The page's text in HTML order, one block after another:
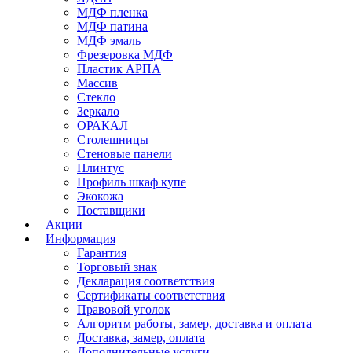
МДФ пленка
МДФ патина
МДФ эмаль
Фрезеровка МДФ
Пластик АРПА
Массив
Стекло
Зеркало
ОРАКАЛ
Столешницы
Стеновые панели
Плинтус
Профиль шкаф купе
Экокожа
Поставщики
Акции
Информация
Гарантия
Торговый знак
Декларация соответствия
Сертификаты соответствия
Правовой уголок
Алгоритм работы, замер, доставка и оплата
Доставка, замер, оплата
Да